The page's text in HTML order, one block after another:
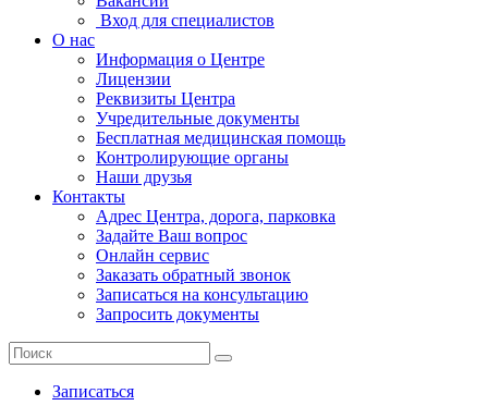
Вход для специалистов
О нас
Информация о Центре
Лицензии
Реквизиты Центра
Учредительные документы
Бесплатная медицинская помощь
Контролирующие органы
Наши друзья
Контакты
Адрес Центра, дорога, парковка
Задайте Ваш вопрос
Онлайн сервис
Заказать обратный звонок
Записаться на консультацию
Запросить документы
Записаться